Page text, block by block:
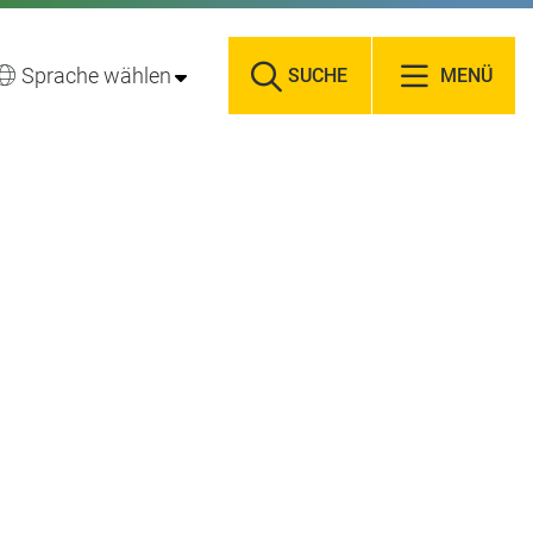
Sprache wählen SUCHE MENÜ